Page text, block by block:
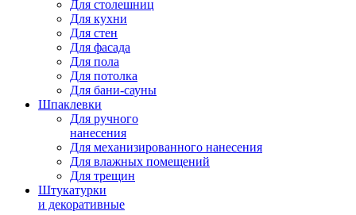
Для столешниц
Для кухни
Для стен
Для фасада
Для пола
Для потолка
Для бани-сауны
Шпаклевки
Для ручного
нанесения
Для механизированного нанесения
Для влажных помещений
Для трещин
Штукатурки
и декоративные